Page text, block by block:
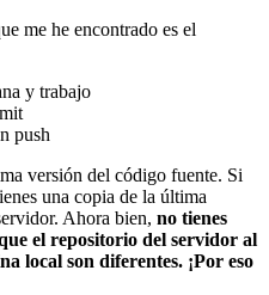
me he encontrado es el
y trabajo
push
versión del código fuente. Si
una copia de la última
Ahora bien, no tienes
el repositorio del servidor al
local son diferentes. ¡Por eso